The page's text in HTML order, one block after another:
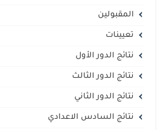
المقبولين
تعيينات
نتائج الدور الأول
نتائج الدور الثالث
نتائج الدور الثاني
نتائج السادس الاعدادي